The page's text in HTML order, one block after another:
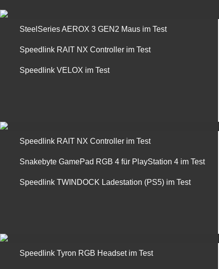
SteelSeries AEROX 3 GEN2 Maus im Test
Speedlink RAIT NX Controller im Test
Speedlink VELOX im Test
Speedlink RAIT NX Controller im Test
Snakebyte GamePad RGB 4 für PlayStation 4 im Test
Speedlink TWINDOCK Ladestation (PS5) im Test
Speedlink Tyron RGB Headset im Test